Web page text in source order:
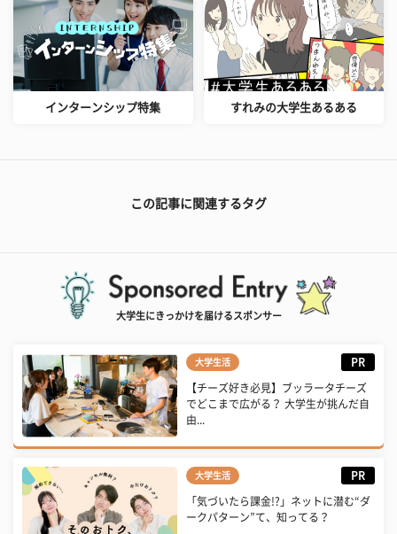
インターンシップ特集 すれみの大学生あるある
この記事に関連するタグ
大学生にきっかけを届けるスポンサー
大学生活 PR
【チーズ好き必見】ブッラータチーズ
でどこまで広がる？ 大学生が挑んだ自
由...
大学生活 PR
「気づいたら課金!?」ネットに潜む“ダ
ークパターン”て、知ってる？